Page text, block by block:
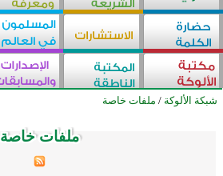
شبكة الألوكة / ملفات خاصة
ملفات خاصة
ملفات خاصة
ملفات خاصة
ملفات خاصة
ملفات خاصة
ملفات خاصة
ملفات خاصة
ملفات خاصة
ملفات خاصة
ملفات خاصة
ملفات خاصة
ملفات خاصة
ملفات خاصة
ملفات خاصة
ملفات خاصة
ملفات خاصة
ملفات خاصة
ملفات خاصة
ملفات خاصة
ملفات خاصة
ملفات خاصة
ملفات خاصة
ملفات خاصة
ملفات خاصة
ملفات خاصة